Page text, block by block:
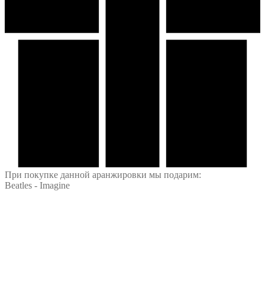
При покупке данной аранжировки мы подарим:
Beatles - Imagine